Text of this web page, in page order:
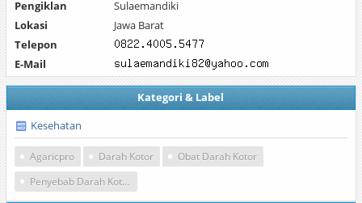
Pengiklan
Sulaemandiki
Lokasi
Jawa Barat
Telepon
E-Mail
Kategori & Label
Kesehatan
Agaricpro Darah Kotor
Obat Darah Kotor
Penyebab Darah Kotor